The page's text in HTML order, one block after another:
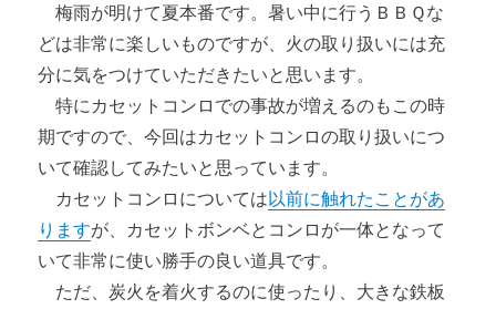
梅雨が明けて夏本番です。暑い中に行うＢＢＱな
どは非常に楽しいものですが、火の取り扱いには充
分に気をつけていただきたいと思います。
特にカセットコンロでの事故が増えるのもこの時
期ですので、今回はカセットコンロの取り扱いにつ
いて確認してみたいと思っています。
カセットコンロについては以前に触れたことがあ
りますが、カセットボンベとコンロが一体となって
いて非常に使い勝手の良い道具です。
ただ、炭火を着火するのに使ったり、大きな鉄板